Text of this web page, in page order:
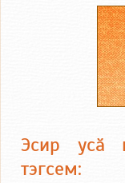
Эсир усӑ
тэгсем: